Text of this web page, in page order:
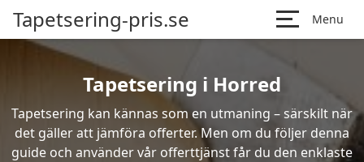
Tapetsering-pris.se Menu
Tapetsering i Horred
Tapetsering kan kännas som en utmaning – särskilt när
det gäller att jämföra offerter. Men om du följer denna
guide och använder vår offerttjänst får du den enklaste